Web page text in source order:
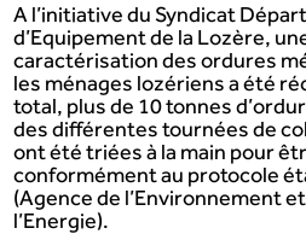
A l’initiative du Syndicat
d’Equipement de la Lozère,
caractérisation des ordures
les ménages lozériens a été
total, plus de 10 tonnes
des différentes tournées de
ont été triées à la main pour
conformément au protocole
(Agence de l’Environnement
l’Energie).